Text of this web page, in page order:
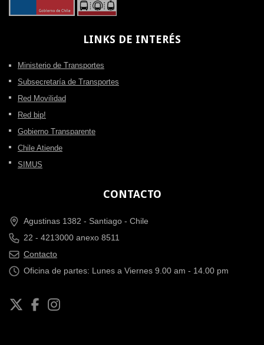
LINKS DE INTERÉS
Ministerio de Transportes
Subsecretaría de Transportes
Red Movilidad
Red bip!
Gobierno Transparente
Chile Atiende
SIMUS
CONTACTO
Agustinas 1382 - Santiago - Chile
22 - 4213000 anexo 8511
Contacto
Oficina de partes: Lunes a Viernes 9.00 am - 14.00 pm